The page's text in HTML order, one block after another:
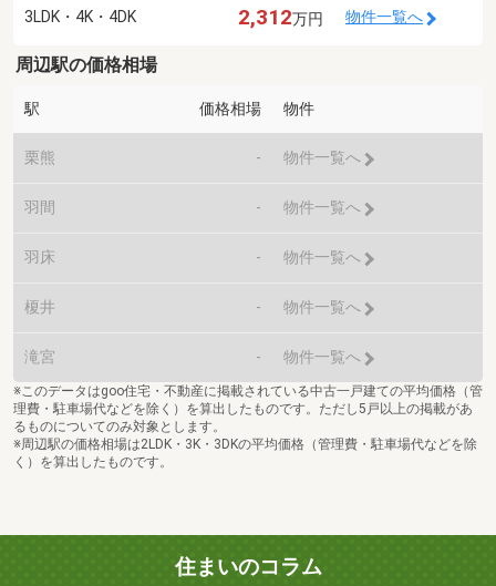
3LDK・4K・4DK 2,312万円 物件一覧へ
周辺駅の価格相場
駅 価格相場 物件
栗熊 - 物件一覧へ
羽間 - 物件一覧へ
羽床 - 物件一覧へ
榎井 - 物件一覧へ
滝宮 - 物件一覧へ
※このデータはgoo住宅・不動産に掲載されている中古一戸建ての平均価格（管
理費・駐車場代などを除く）を算出したものです。ただし5戸以上の掲載があ
るものについてのみ対象とします。
※周辺駅の価格相場は2LDK・3K・3DKの平均価格（管理費・駐車場代などを除
く）を算出したものです。
住まいのコラム